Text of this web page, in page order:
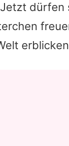
Jetzt dürfen